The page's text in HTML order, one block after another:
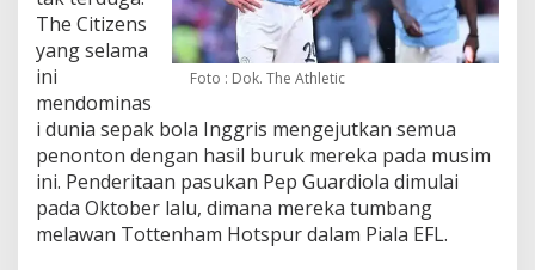
Foto : Dok. The Athletic
The Citizens
yang selama
ini
mendominas
i dunia sepak bola Inggris mengejutkan semua
penonton dengan hasil buruk mereka pada musim
ini. Penderitaan pasukan Pep Guardiola dimulai
pada Oktober lalu, dimana mereka tumbang
melawan Tottenham Hotspur dalam Piala EFL.